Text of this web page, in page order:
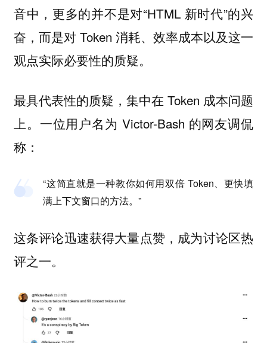
音中，更多的并不是对“HTML 新时代”的兴
奋，而是对 Token 消耗、效率成本以及这一
观点实际必要性的质疑。
最具代表性的质疑，集中在 Token 成本问题
上。一位用户名为 Victor-Bash 的网友调侃
称：
“这简直就是一种教你如何用双倍 Token、更快填
满上下文窗口的方法。”
这条评论迅速获得大量点赞，成为讨论区热
评之一。